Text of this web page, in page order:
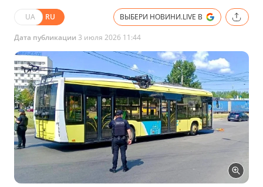
UA RU ВЫБЕРИ НОВИНИ.LIVE В
Дата публикации 3 июля 2026 11:44